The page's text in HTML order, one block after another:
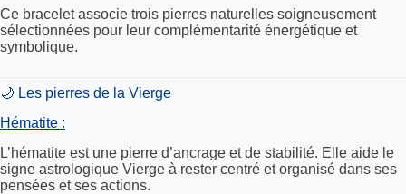
Ce bracelet associe trois pierres naturelles soigneusement
sélectionnées pour leur complémentarité énergétique et
symbolique.
🌙 Les pierres de la Vierge
Hématite :
L’hématite est une pierre d’ancrage et de stabilité. Elle aide le
signe astrologique Vierge à rester centré et organisé dans ses
pensées et ses actions.